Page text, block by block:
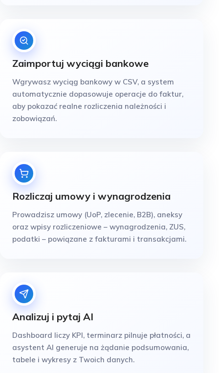
Zaimportuj wyciągi bankowe
Wgrywasz wyciąg bankowy w CSV, a system
automatycznie dopasowuje operacje do faktur,
aby pokazać realne rozliczenia należności i
zobowiązań.
Rozliczaj umowy i wynagrodzenia
Prowadzisz umowy (UoP, zlecenie, B2B), aneksy
oraz wpisy rozliczeniowe – wynagrodzenia, ZUS,
podatki – powiązane z fakturami i transakcjami.
Analizuj i pytaj AI
Dashboard liczy KPI, terminarz pilnuje płatności, a
asystent AI generuje na żądanie podsumowania,
tabele i wykresy z Twoich danych.